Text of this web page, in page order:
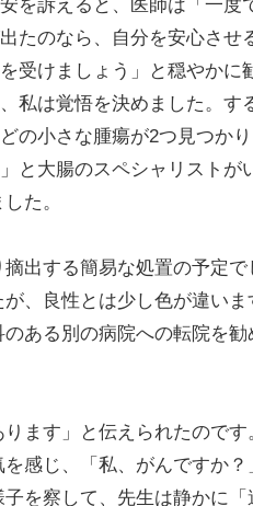
を訴えると、医師は「一度
たのなら、自分を安心させ
受けましょう」と穏やかに
私は覚悟を決めました。す
の小さな腫瘍が2つ見つか
と大腸のスペシャリストが
た。
出する簡易な処置の予定で
、良性とは少し色が違いま
ある別の病院への転院を勧
ます」と伝えられたのです
感じ、「私、がんですか？
を察して、先生は静かに